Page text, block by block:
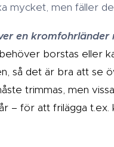
mycket, men fäller
en kromfohrländer
borstas eller
så det är bra att se
trimmas, men
– för att frilägga t.ex.